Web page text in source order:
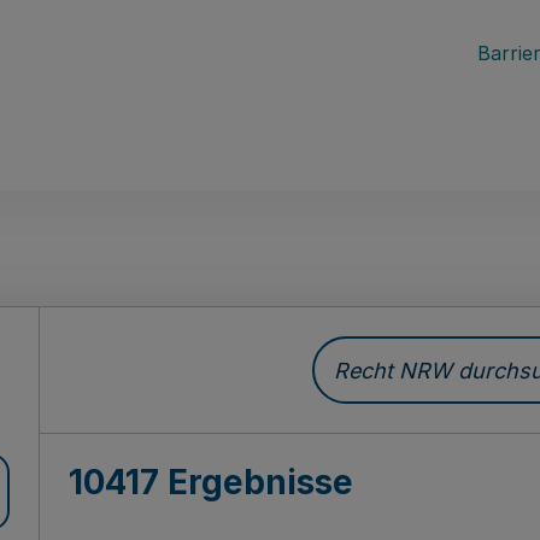
Recht NRW
10417 Ergebnisse